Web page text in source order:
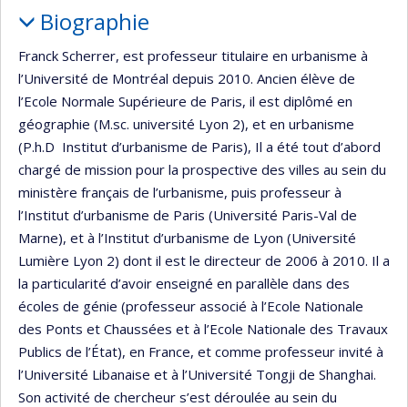
Biographie
Franck Scherrer, est professeur titulaire en urbanisme à
l’Université de Montréal depuis 2010. Ancien élève de
l’Ecole Normale Supérieure de Paris, il est diplômé en
géographie (M.sc. université Lyon 2), et en urbanisme
(P.h.D Institut d’urbanisme de Paris), Il a été tout d’abord
chargé de mission pour la prospective des villes au sein du
ministère français de l’urbanisme, puis professeur à
l’Institut d’urbanisme de Paris (Université Paris-Val de
Marne), et à l’Institut d’urbanisme de Lyon (Université
Lumière Lyon 2) dont il est le directeur de 2006 à 2010. Il a
la particularité d’avoir enseigné en parallèle dans des
écoles de génie (professeur associé à l’Ecole Nationale
des Ponts et Chaussées et à l’Ecole Nationale des Travaux
Publics de l’État), en France, et comme professeur invité à
l’Université Libanaise et à l’Université Tongji de Shanghai.
Son activité de chercheur s’est déroulée au sein du